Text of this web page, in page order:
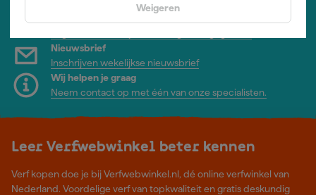
Weigeren
Nieuwsbrief
Inschrijven wekelijkse nieuwsbrief
Wij helpen je graag
Neem contact op met één van onze specialisten.
Leer Verfwebwinkel beter kennen
Verf kopen doe je bij Verfwebwinkel.nl, dé online verfwinkel van
Nederland. Voordelige verf van topkwaliteit en gratis deskundig